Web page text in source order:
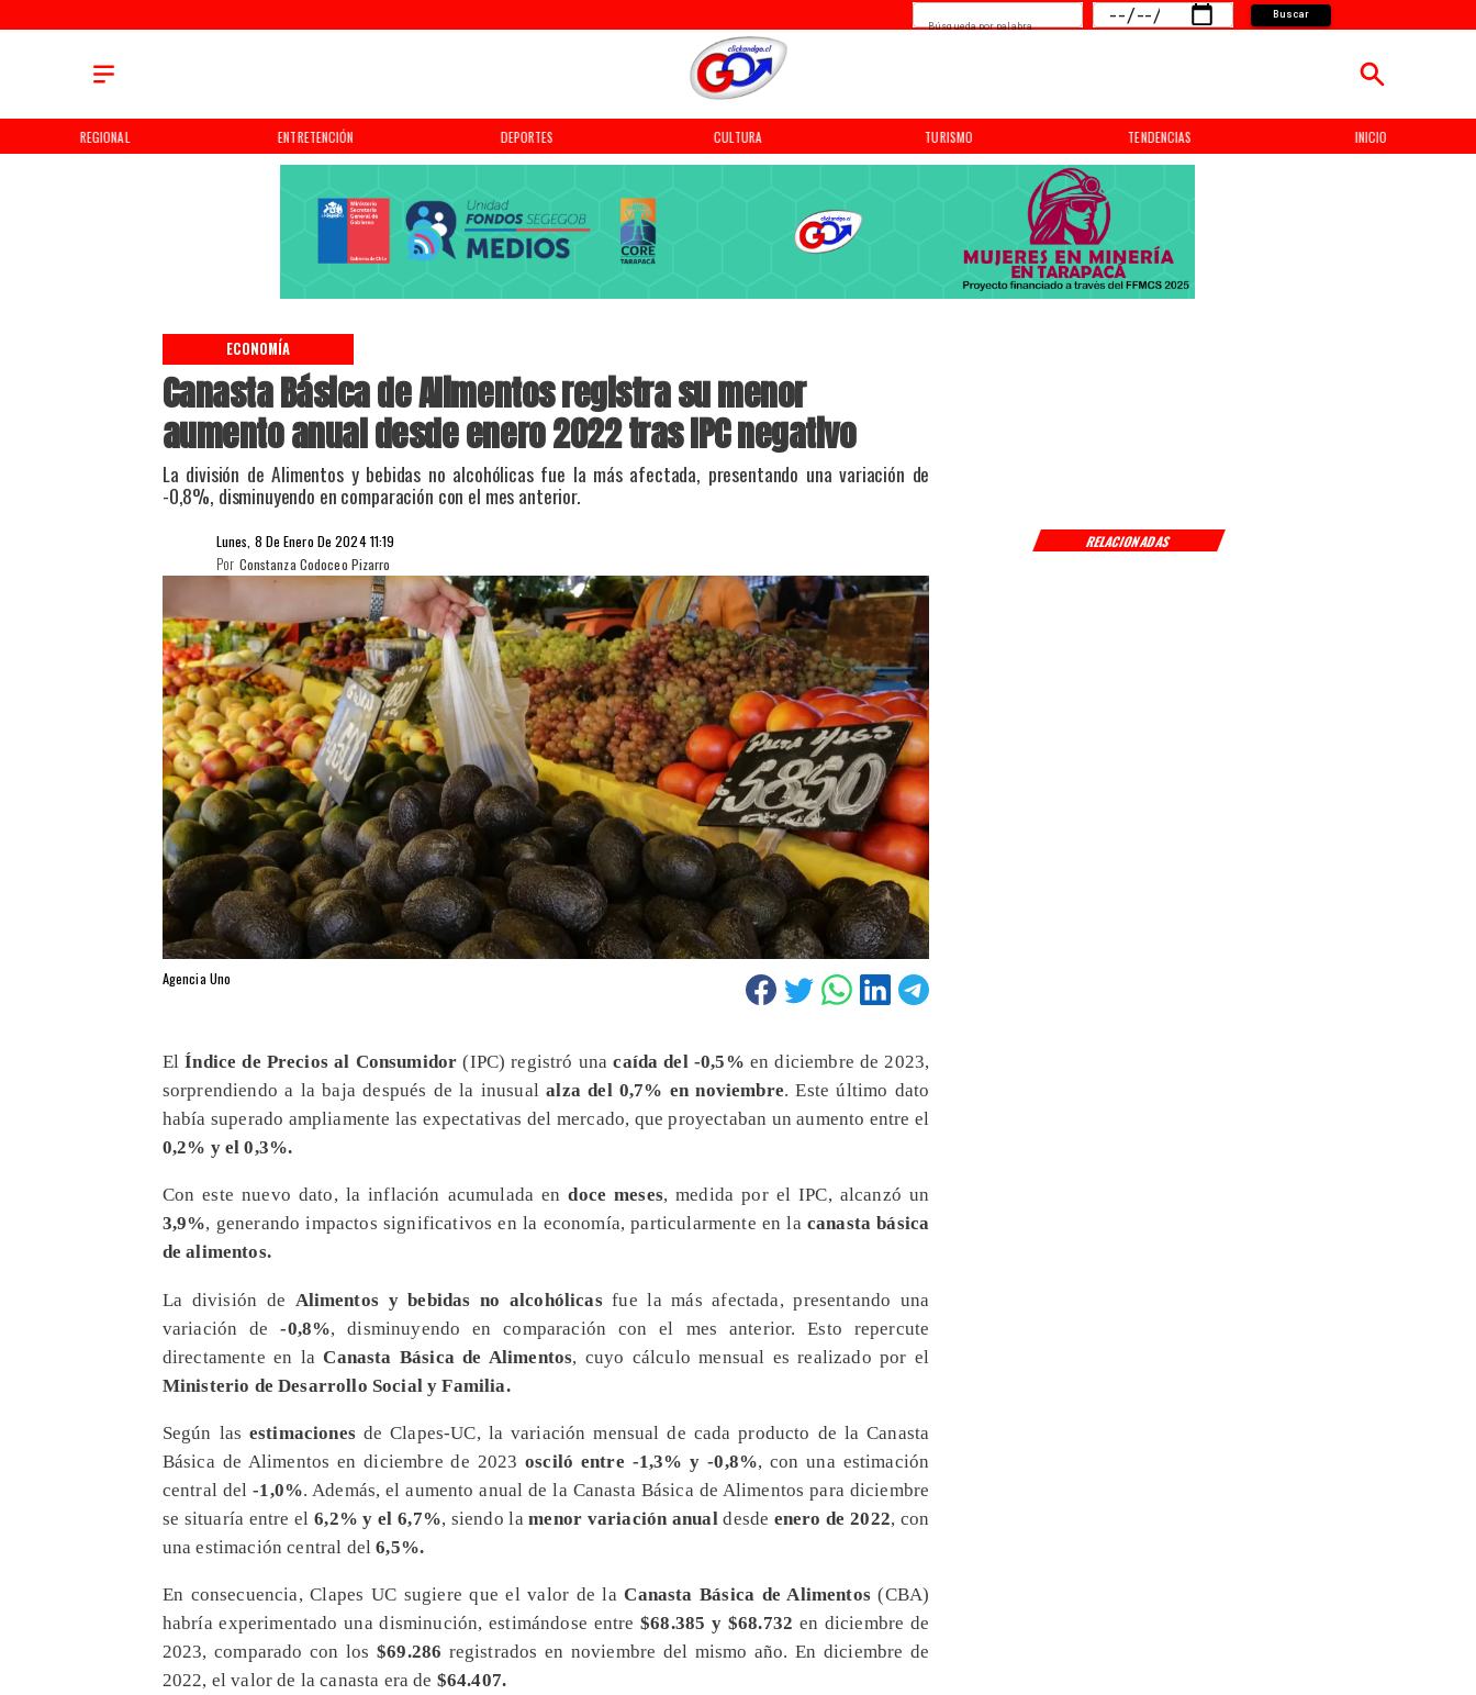
REGIONAL ENTRETENCIÓN DEPORTES CULTURA TURISMO TENDENCIAS INICIO
Buscar
Búsqueda por palabra
Canasta Básica de Alimentos registra su menor
aumento anual desde enero 2022 tras IPC negativo
​​La división de Alimentos y bebidas no alcohólicas fue la más afectada, presentando una variación de
-0,8%, disminuyendo en comparación con el mes anterior.
ECONOMÍA
RELACIONADAS
Lunes, 8 De Enero De 2024 11:19
Constanza Codoceo Pizarro
Por
Agencia Uno
​El Índice de Precios al Consumidor (IPC) registró unacaída del -0,5% en diciembre de 2023,
sorprendiendo a la baja después de la inusualalza del 0,7% en noviembre. Este último dato
había superado ampliamente las expectativas del mercado, que proyectaban un aumento entre el
0,2% y el 0,3%.
​Con este nuevo dato, la inflación acumulada endoce meses, medida por el IPC, alcanzó un
3,9%, generando impactos significativos en la economía, particularmente en la canasta básica
de alimentos.
​La división de Alimentos y bebidas no alcohólicasfue la más afectada, presentando una
variación de-0,8%, disminuyendo en comparación con el mes anterior. Esto repercute
directamente en laCanasta Básica de Alimentos, cuyo cálculo mensual es realizado por el
Ministerio de Desarrollo Social y Familia.
​Según las estimacionesde Clapes-UC, la variación mensual de cada producto de la Canasta
Básica de Alimentos en diciembre de 2023osciló entre -1,3% y -0,8%, con una estimación
central del-1,0%. Además, el aumento anual de la Canasta Básica de Alimentos para diciembre
se situaría entre el 6,2% y el 6,7%, siendo lamenor variación anualdesde enero de 2022, con
una estimación central del 6,5%.
​En consecuencia, Clapes UC sugiere que el valor de laCanasta Básica de Alimentos(CBA)
habría experimentado una disminución, estimándose entre$68.385 y $68.732 en diciembre de
2023, comparado con los$69.286 registrados en noviembre del mismo año. En diciembre de
2022, el valor de la canasta era de $64.407.